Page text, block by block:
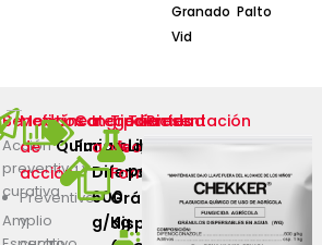
Granado Palto
Vid
Beneficios
Acción
preventiva y
curativa.
Amplio
Modo
de
acción
Preventivo
y
Línea
Químico
Categoría
Fungicidas
Ingredientes
activos
Difenoconazole
600
g/Kg
Tipo
de
Formulación
Gránulos
dispersables
Toxicidad
Ligeramente
peligroso
Presentación
100